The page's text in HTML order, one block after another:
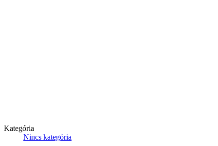
Kategória
Nincs kategória